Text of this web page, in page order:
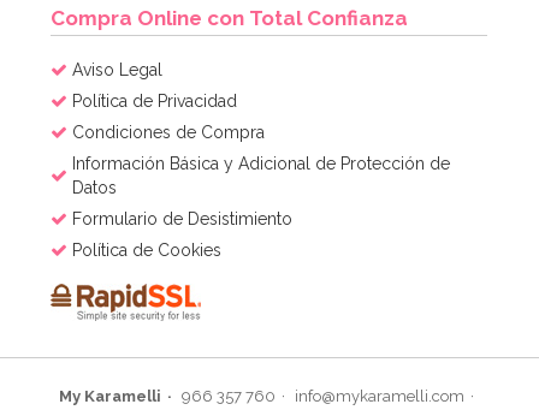
Compra Online con Total Confianza
Aviso Legal
Política de Privacidad
Condiciones de Compra
Información Básica y Adicional de Protección de
Datos
Formulario de Desistimiento
Política de Cookies
My Karamelli 966 357 760 info@mykaramelli.com